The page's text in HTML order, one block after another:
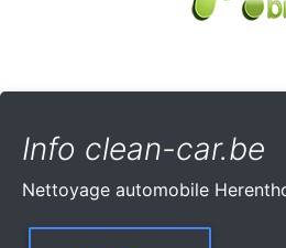
Info clean-car.be
Nettoyage automobile